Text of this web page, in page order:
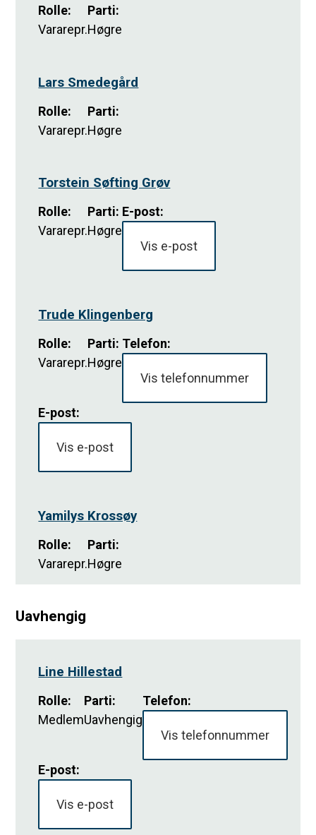
Rolle:
Vararepr.
Parti:
Høgre
Lars Smedegård
Rolle:
Vararepr.
Parti:
Høgre
Torstein Søfting Grøv
Rolle:
Vararepr.
Parti:
Høgre
E-post:
Vis e-post
Trude Klingenberg
Rolle:
Vararepr.
Parti:
Høgre
Telefon:
Vis telefonnummer
E-post:
Vis e-post
Yamilys Krossøy
Rolle:
Vararepr.
Parti:
Høgre
Uavhengig
Line Hillestad
Rolle:
Medlem
Parti:
Uavhengig
Telefon:
Vis telefonnummer
E-post:
Vis e-post